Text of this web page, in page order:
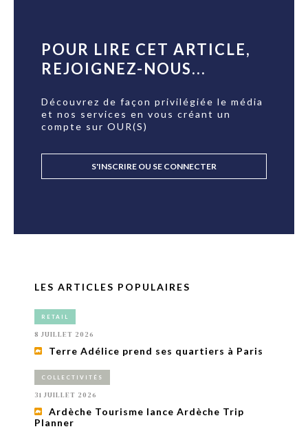
POUR LIRE CET ARTICLE,
REJOIGNEZ-NOUS...
Découvrez de façon privilégiée le média
et nos services en vous créant un
compte sur OUR(S)
S'INSCRIRE OU SE CONNECTER
LES ARTICLES POPULAIRES
RETAIL
8 JUILLET 2026
Terre Adélice prend ses quartiers à Paris
COLLECTIVITÉS
31 JUILLET 2026
Ardèche Tourisme lance Ardèche Trip
Planner